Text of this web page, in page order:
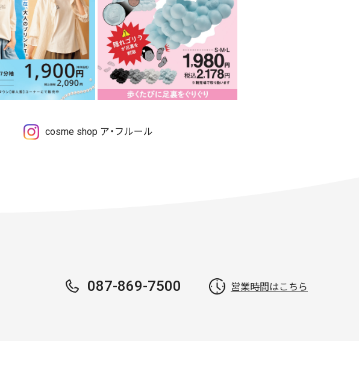
cosme shop ア・フルール
087-869-7500 営業時間はこちら